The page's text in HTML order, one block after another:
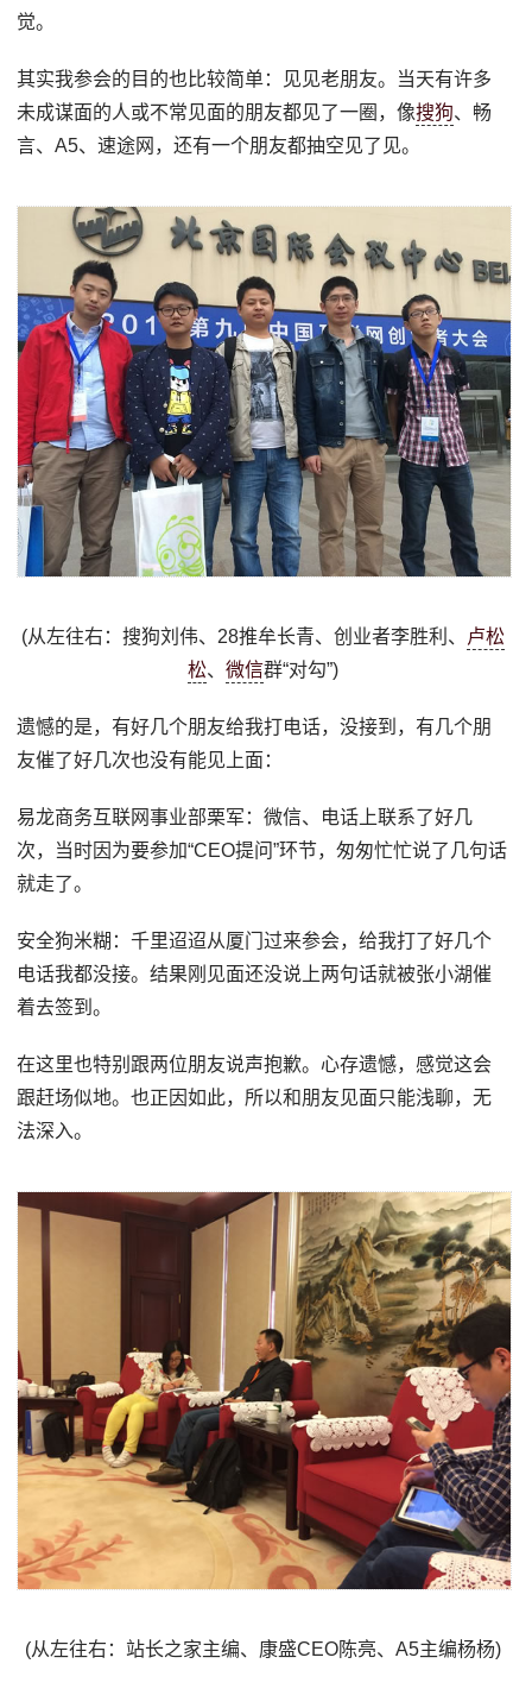
觉。
其实我参会的目的也比较简单：见见老朋友。当天有许多
未成谋面的人或不常见面的朋友都见了一圈，像搜狗、畅
言、A5、速途网，还有一个朋友都抽空见了见。
(从左往右：搜狗刘伟、28推牟长青、创业者李胜利、
卢松
松、微信群“对勾”)
遗憾的是，有好几个朋友给我打电话，没接到，有几个朋
友催了好几次也没有能见上面：
易龙商务互联网事业部栗军：微信、电话上联系了好几
次，当时因为要参加“CEO提问”环节，匆匆忙忙说了几句话
就走了。
安全狗米糊：千里迢迢从厦门过来参会，给我打了好几个
电话我都没接。结果刚见面还没说上两句话就被张小湖催
着去签到。
在这里也特别跟两位朋友说声抱歉。心存遗憾，感觉这会
跟赶场似地。也正因如此，所以和朋友见面只能浅聊，无
法深入。
(从左往右：站长之家主编、康盛CEO陈亮、A5主编杨杨)